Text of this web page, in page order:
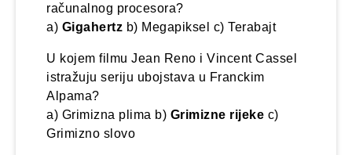
računalnog procesora?
a) Gigahertz b) Megapiksel c) Terabajt
U kojem filmu Jean Reno i Vincent Cassel
istražuju seriju ubojstava u Franckim
Alpama?
a) Grimizna plima b) Grimizne rijeke c)
Grimizno slovo